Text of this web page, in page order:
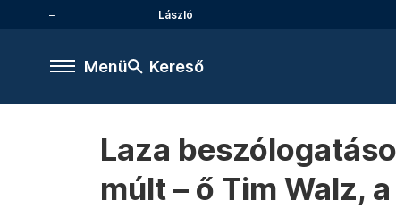
László
Menü Kereső
Laza
múlt – ő Tim Walz,